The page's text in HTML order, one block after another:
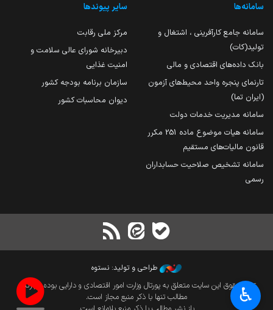
سامانه‌ها
سامانه جامع کارآفرینی ، اشتغال و
تولید(کات)
بانک داده‌های اقتصادی و مالی
تارنمای پنجره واحد محیط‌های آزمون
(ایران تما)
سامانه مدیریت خدمات دولت
سامانه هیات موضوع ماده 251 مکرر
قانون مالیات‌های مستقیم
سامانه تشخیص صلاحیت حسابداران
رسمی
سایر پیوندها
مرکز ملی رقابت
دبیرخانه شورای عالی سلامت و
امنیت غذایی
سازمان برنامه بودجه کشور
دیوان محاسبات کشور
طراحی و تولید: نستوه
تمام حقوق این سایت متعلق به پورتال وزارت امور اقتصادی و دارایی بوده و بازنشر
مطالب تنها با ذکر منبع مجاز است.
♿︎